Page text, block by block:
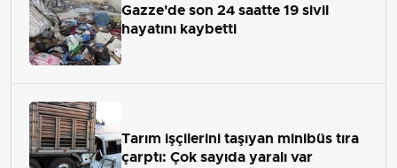
Gazze'de son 24 saatte 19 sivil
hayatını kaybetti
Tarım işçilerini taşıyan minibüs tıra
çarptı: Çok sayıda yaralı var